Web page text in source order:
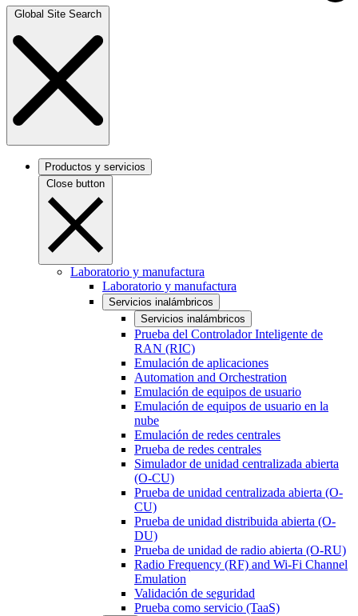
Global Site Search
Productos y servicios
Close button
Laboratorio y manufactura
Laboratorio y manufactura
Servicios inalámbricos
Servicios inalámbricos
Prueba del Controlador Inteligente de
RAN (RIC)
Emulación de aplicaciones
Automation and Orchestration
Emulación de equipos de usuario
Emulación de equipos de usuario en la
nube
Emulación de redes centrales
Prueba de redes centrales
Simulador de unidad centralizada abierta
(O-CU)
Prueba de unidad centralizada abierta (O-
CU)
Prueba de unidad distribuida abierta (O-
DU)
Prueba de unidad de radio abierta (O-RU)
Radio Frequency (RF) and Wi-Fi Channel
Emulation
Validación de seguridad
Prueba como servicio (TaaS)